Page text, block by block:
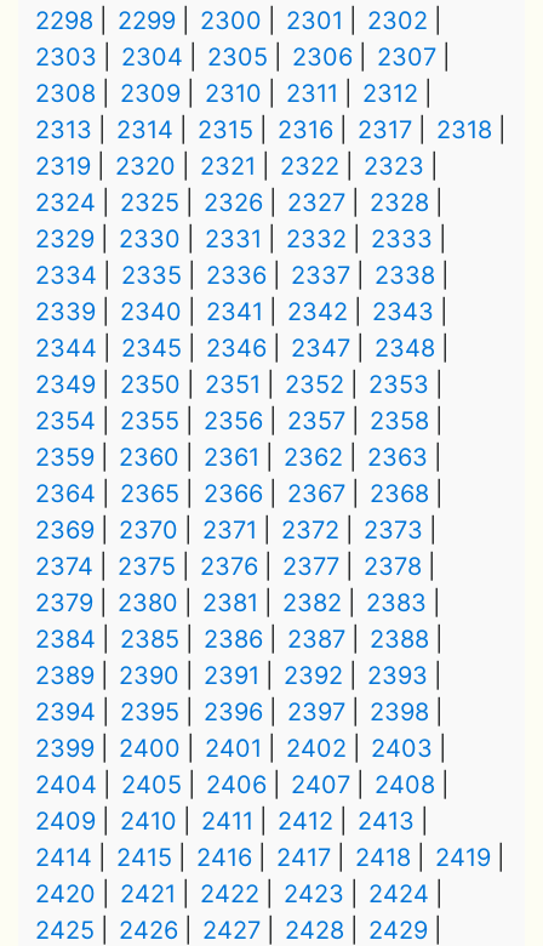
2298
2299 2300 2301
2302
2303
2304 2305 2306
2307
2308
2309 2310 2311
2312
2313
2314 2315 2316 2317
2318
2319
2320 2321 2322
2323
2324
2325 2326 2327
2328
2329
2330 2331 2332
2333
2334
2335 2336 2337
2338
2339
2340 2341 2342
2343
2344
2345 2346 2347
2348
2349
2350 2351 2352
2353
2354
2355 2356 2357
2358
2359
2360 2361 2362
2363
2364
2365 2366 2367
2368
2369
2370 2371 2372
2373
2374
2375 2376 2377
2378
2379
2380 2381 2382
2383
2384
2385 2386 2387
2388
2389
2390 2391 2392
2393
2394
2395 2396 2397
2398
2399
2400 2401 2402
2403
2404
2405 2406 2407
2408
2409
2410 2411 2412
2413
2414
2415 2416 2417 2418
2419
2420
2421 2422 2423
2424
2425
2426 2427 2428
2429